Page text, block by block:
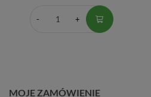
MOJE ZAMÓWIENIE